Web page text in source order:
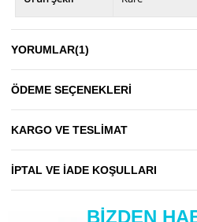
YORUMLAR(1)
ÖDEME SEÇENEKLERI
KARGO VE TESLIMAT
İPTAL VE İADE KOŞULLARI
BIZDEN